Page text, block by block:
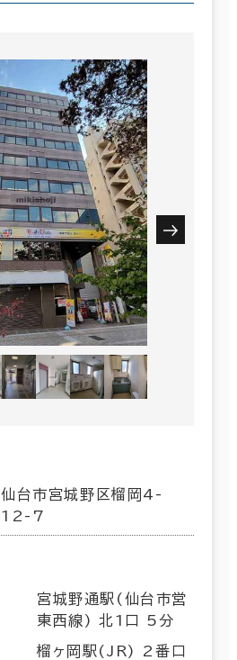
仙台市宮城野区榴岡4-
12-7
宮城野通駅(仙台市営
東西線) 北1口 5分
榴ヶ岡駅(JR) 2番口